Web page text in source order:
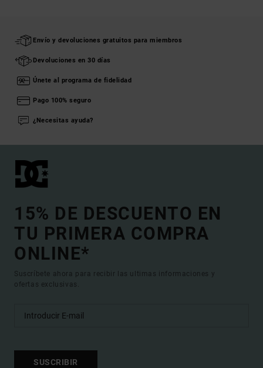
Envío y devoluciones gratuitos para miembros
Devoluciones en 30 días
Únete al programa de fidelidad
Pago 100% seguro
¿Necesitas ayuda?
15% DE DESCUENTO EN
TU PRIMERA COMPRA
ONLINE*
Suscríbete ahora para recibir las ultimas informaciones y
ofertas exclusivas.
SUSCRIBIR